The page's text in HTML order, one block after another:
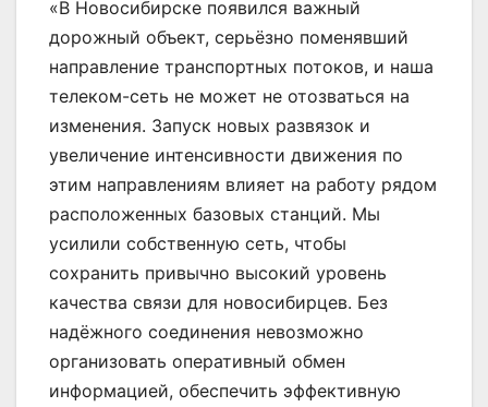
«В Новосибирске появился важный
дорожный объект, серьёзно поменявший
направление транспортных потоков, и наша
телеком-сеть не может не отозваться на
изменения. Запуск новых развязок и
увеличение интенсивности движения по
этим направлениям влияет на работу рядом
расположенных базовых станций. Мы
усилили собственную сеть, чтобы
сохранить привычно высокий уровень
качества связи для новосибирцев. Без
надёжного соединения невозможно
организовать оперативный обмен
информацией, обеспечить эффективную